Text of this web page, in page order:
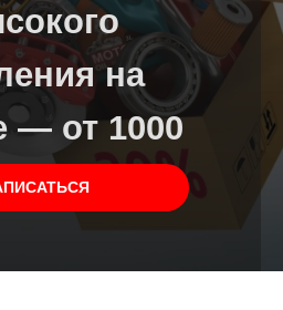
на
— от 1000
за шт.